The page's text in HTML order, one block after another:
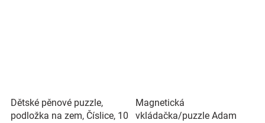
Dětské pěnové puzzle,
podložka na zem, Číslice, 10
Magnetická
vkládačka/puzzle Adam